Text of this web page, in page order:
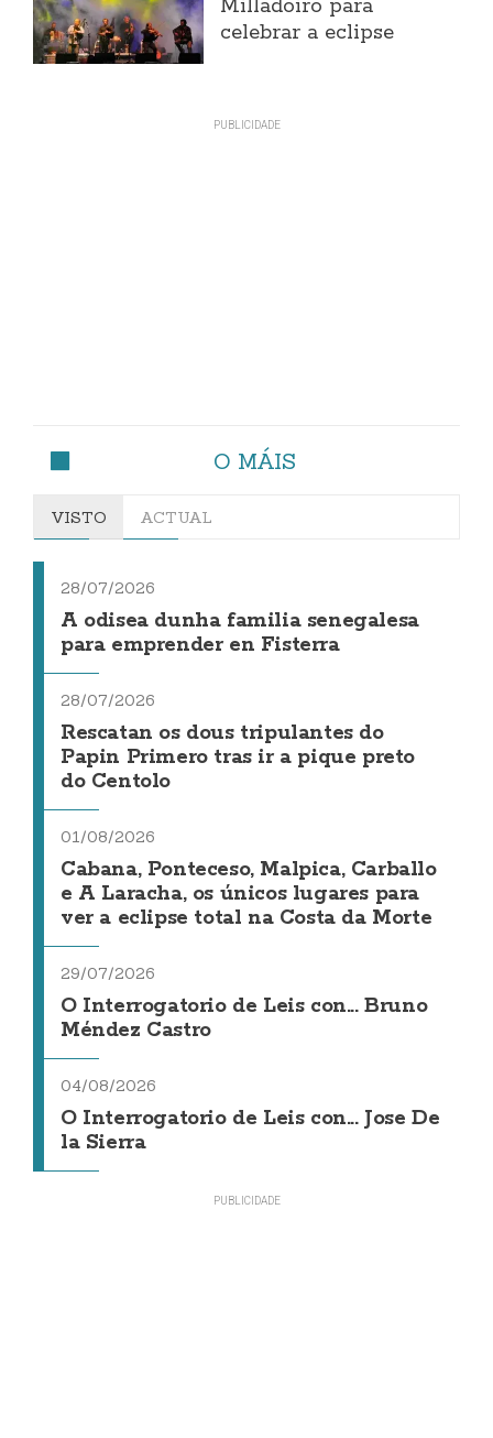
Milladoiro para
celebrar a eclipse
O MÁIS
VISTO ACTUAL
28/07/2026
A odisea dunha familia senegalesa
para emprender en Fisterra
28/07/2026
Rescatan os dous tripulantes do
Papin Primero tras ir a pique preto
do Centolo
01/08/2026
Cabana, Ponteceso, Malpica, Carballo
e A Laracha, os únicos lugares para
ver a eclipse total na Costa da Morte
29/07/2026
O Interrogatorio de Leis con... Bruno
Méndez Castro
04/08/2026
O Interrogatorio de Leis con... Jose De
la Sierra